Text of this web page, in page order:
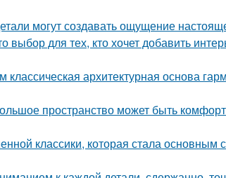
могут создавать ощущение
для тех, кто хочет добавить
архитектурная основа
пространство может быть
классики, которая стала основным